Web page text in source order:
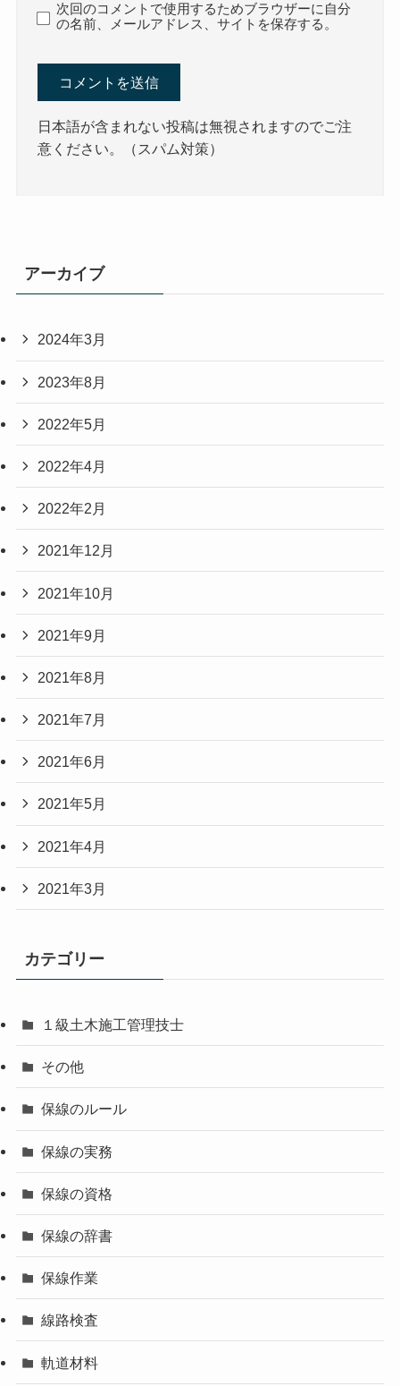
次回のコメントで使用するためブラウザーに自分
の名前、メールアドレス、サイトを保存する。
日本語が含まれない投稿は無視されますのでご注
意ください。（スパム対策）
アーカイブ
2024年3月
2023年8月
2022年5月
2022年4月
2022年2月
2021年12月
2021年10月
2021年9月
2021年8月
2021年7月
2021年6月
2021年5月
2021年4月
2021年3月
カテゴリー
１級土木施工管理技士
その他
保線のルール
保線の実務
保線の資格
保線の辞書
保線作業
線路検査
軌道材料